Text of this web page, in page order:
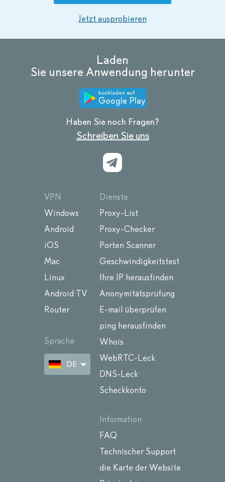
Jetzt ausprobieren
Laden
Sie unsere Anwendung herunter
hochladen auf
Google Play
Haben Sie noch Fragen?
Schreiben Sie uns
VPN
Windows
Android
iOS
Mac
Linux
Android TV
Router
Sprache
DE
Dienste
Proxy-List
Proxy-Checker
Porten Scanner
Geschwindigkeitstest
Ihre IP herausfinden
Anonymitätsprüfung
E-mail überprüfen
ping herausfinden
Whois
WebRTC-Leck
DNS-Leck
Scheckkonto
Information
FAQ
Technischer Support
die Karte der Website